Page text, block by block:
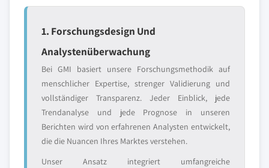
1. Forschungsdesign Und
Analystenüberwachung
Bei GMI basiert unsere Forschungsmethodik auf
menschlicher Expertise, strenger Validierung und
vollständiger Transparenz. Jeder Einblick, jede
Trendanalyse und jede Prognose in unseren
Berichten wird von erfahrenen Analysten entwickelt,
die die Nuancen Ihres Marktes verstehen.
Unser Ansatz integriert umfangreiche